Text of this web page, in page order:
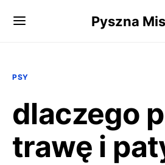
Pyszna
PSY
dlaczego
trawę i